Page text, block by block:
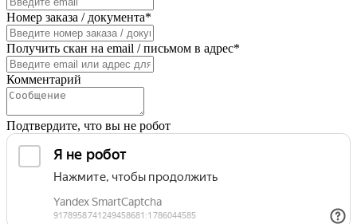
Номер заказа / документа*
Получить скан на email / письмом в адрес*
Комментарий
Подтвердите, что вы не робот